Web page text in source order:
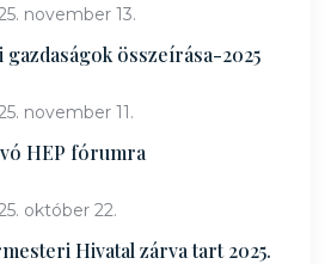
november 13.
gazdaságok összeírása-2025
november 11.
HEP fórumra
október 22.
Hivatal zárva tart 2025.